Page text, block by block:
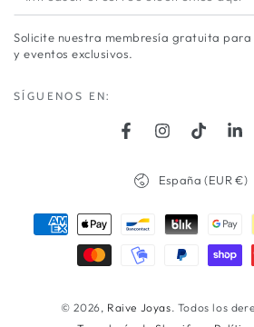
el
correo
aquí
Solicite nuestra membresía gratuita
y eventos exclusivos.
SÍGUENOS EN:
FacebookInstagramTikTok
© 2026, Raive Joyas. Todos los
España (EUR €)
Métodos